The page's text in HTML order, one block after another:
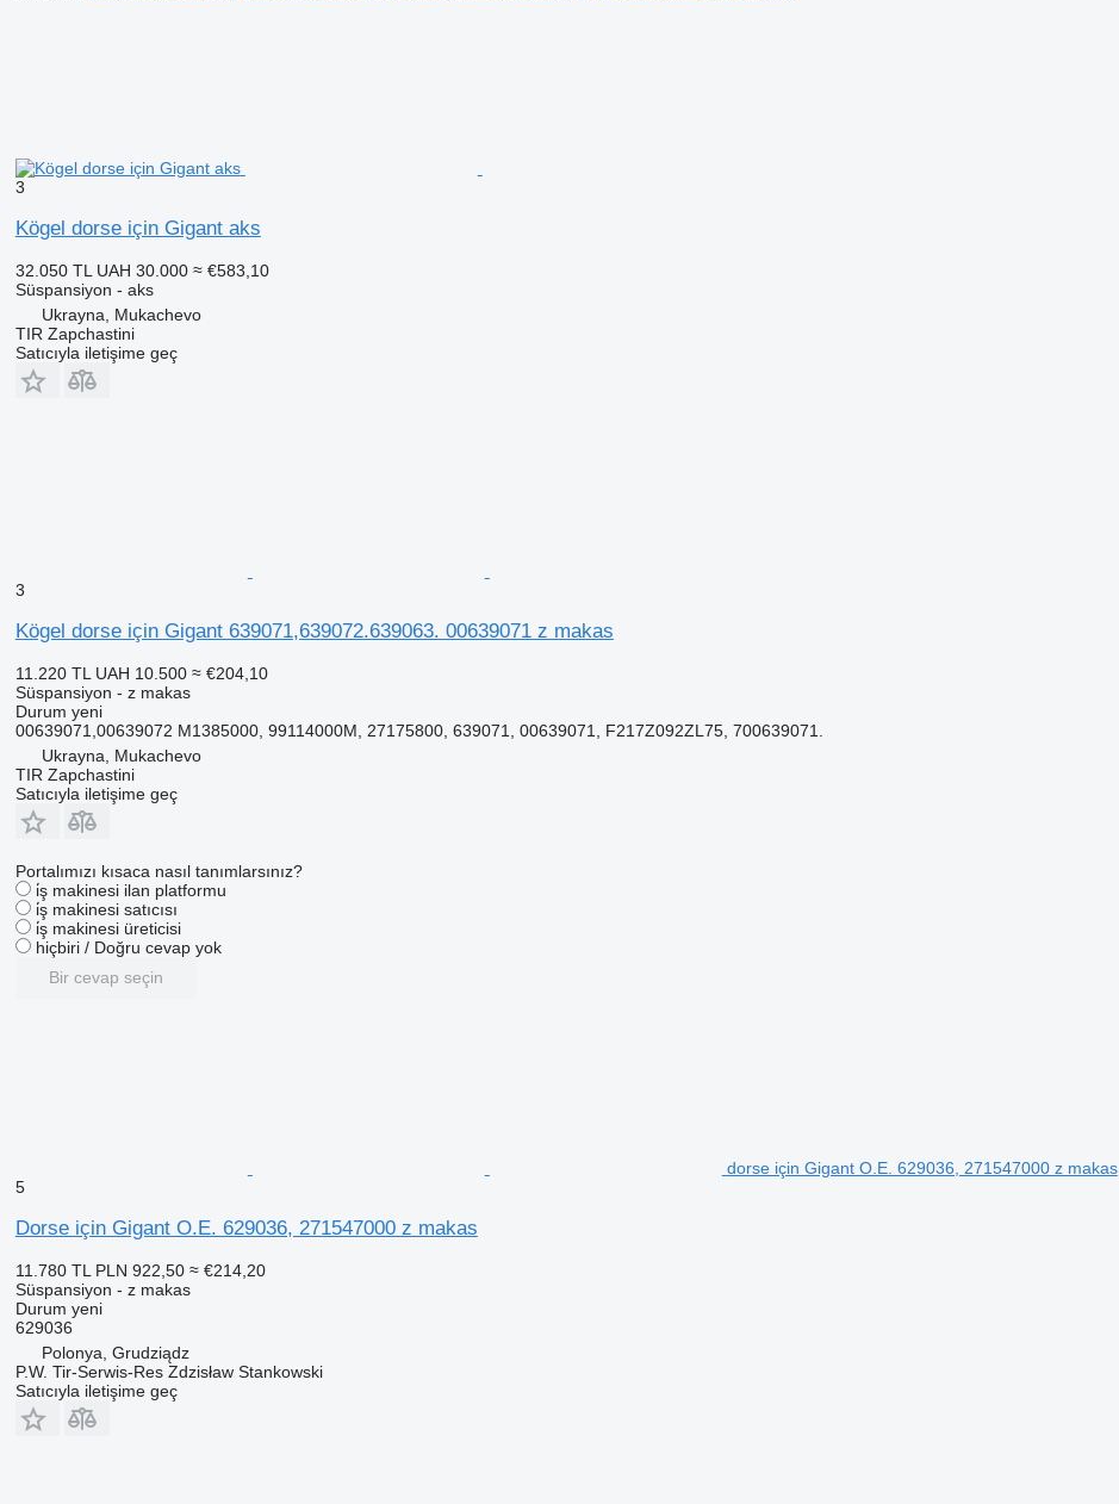
3
Kögel dorse için Gigant aks
32.050 TL UAH 30.000 ≈ €583,10
Süspansiyon - aks
Ukrayna, Mukachevo
TIR Zapchastini
Satıcıyla iletişime geç
3
Kögel dorse için Gigant 639071,639072.639063. 00639071 z makas
11.220 TL UAH 10.500 ≈ €204,10
Süspansiyon - z makas
Durum yeni
00639071,00639072 M1385000, 99114000M, 27175800, 639071, 00639071, F217Z092ZL75, 700639071.
Ukrayna, Mukachevo
TIR Zapchastini
Satıcıyla iletişime geç
Portalımızı kısaca nasıl tanımlarsınız?
i̇ş makinesi ilan platformu
i̇ş makinesi satıcısı
i̇ş makinesi üreticisi
hiçbiri / Doğru cevap yok
Bir cevap seçin
dorse için Gigant O.E. 629036, 271547000 z makas
5
Dorse için Gigant O.E. 629036, 271547000 z makas
11.780 TL PLN 922,50 ≈ €214,20
Süspansiyon - z makas
Durum yeni
629036
Polonya, Grudziądz
P.W. Tir-Serwis-Res Zdzisław Stankowski
Satıcıyla iletişime geç